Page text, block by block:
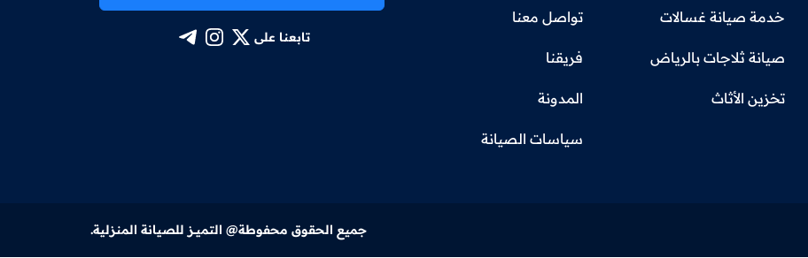
خدمة صيانة غسالات
صيانة ثلاجات بالرياض
تخزين الأثاث
تواصل معنا
فريقنا
المدونة
سياسات الصيانة
تابعنا على
جميع الحقوق محفوطة@ التميــز للصيانة المنزلية.